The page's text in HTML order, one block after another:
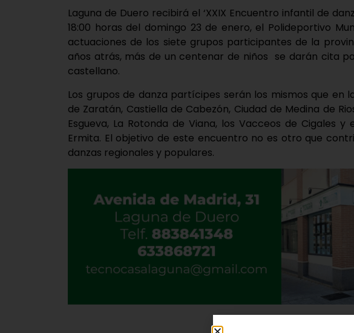
Laguna de Duero recibirá el ‘XXIX Encuentro infantil de
18:00 horas del domingo 23 de enero, el Polideportivo
actuaciones de los siete grupos participantes de la
años atrás, más de un centenar de niños se darán cita
castellano.
Los grupos de danza partícipes serán los mismos que en
de Zaratán, Castiella de Cabezón, Ciudad de Medina de
Esgueva, La Rotonda de Viana, los Vacceos de Cigales
Ermita. El objetivo de este encuentro no es otro que
danzas regionales y populares.